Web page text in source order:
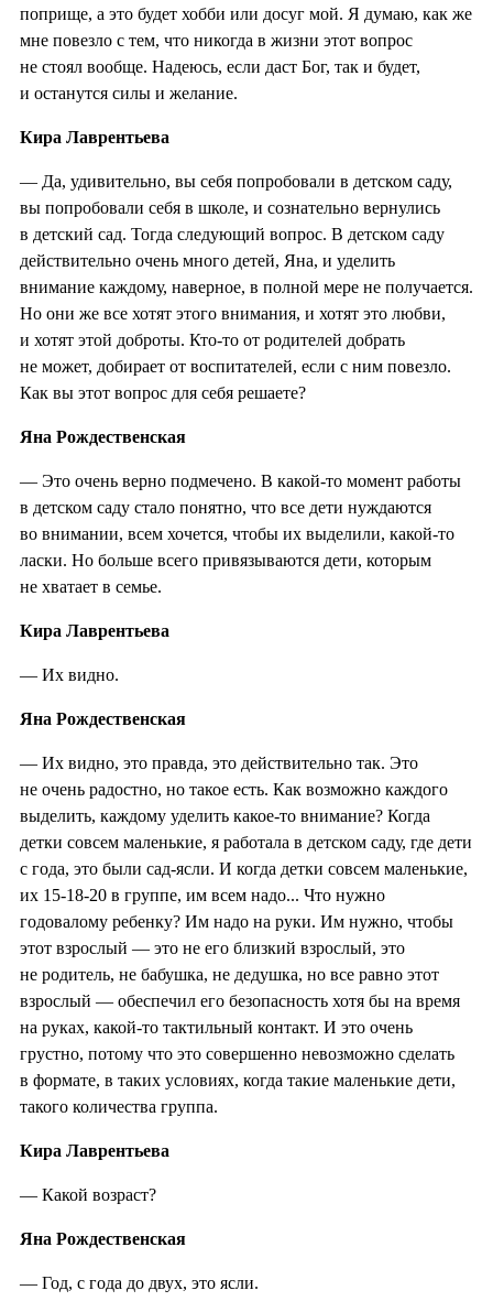
поприще, а это будет хобби или досуг мой. Я думаю, как же
мне повезло с тем, что никогда в жизни этот вопрос
не стоял вообще. Надеюсь, если даст Бог, так и будет,
и останутся силы и желание.
Кира Лаврентьева
— Да, удивительно, вы себя попробовали в детском саду,
вы попробовали себя в школе, и сознательно вернулись
в детский сад. Тогда следующий вопрос. В детском саду
действительно очень много детей, Яна, и уделить
внимание каждому, наверное, в полной мере не получается.
Но они же все хотят этого внимания, и хотят это любви,
и хотят этой доброты. Кто-то от родителей добрать
не может, добирает от воспитателей, если с ним повезло.
Как вы этот вопрос для себя решаете?
Яна Рождественская
— Это очень верно подмечено. В какой-то момент работы
в детском саду стало понятно, что все дети нуждаются
во внимании, всем хочется, чтобы их выделили, какой-то
ласки. Но больше всего привязываются дети, которым
не хватает в семье.
Кира Лаврентьева
— Их видно.
Яна Рождественская
— Их видно, это правда, это действительно так. Это
не очень радостно, но такое есть. Как возможно каждого
выделить, каждому уделить какое-то внимание? Когда
детки совсем маленькие, я работала в детском саду, где дети
с года, это были сад-ясли. И когда детки совсем маленькие,
их 15-18-20 в группе, им всем надо... Что нужно
годовалому ребенку? Им надо на руки. Им нужно, чтобы
этот взрослый — это не его близкий взрослый, это
не родитель, не бабушка, не дедушка, но все равно этот
взрослый — обеспечил его безопасность хотя бы на время
на руках, какой-то тактильный контакт. И это очень
грустно, потому что это совершенно невозможно сделать
в формате, в таких условиях, когда такие маленькие дети,
такого количества группа.
Кира Лаврентьева
— Какой возраст?
Яна Рождественская
— Год, с года до двух, это ясли.